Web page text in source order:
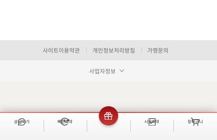
사이트이용약관 개인정보처리방침 가맹문의
사업자정보
상담하기 빠른예약 이벤트 시술예약 장바구니